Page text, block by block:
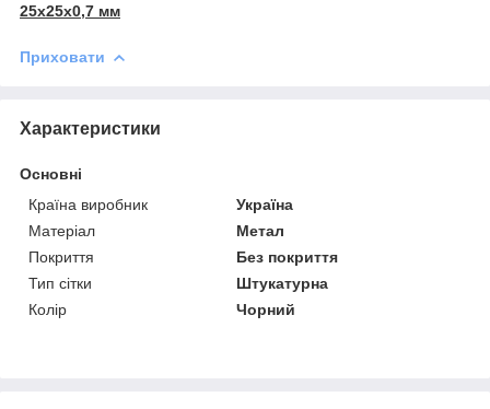
25х25х0,7 мм
Приховати
Характеристики
Основні
Країна виробник
Україна
Матеріал
Метал
Покриття
Без покриття
Тип сітки
Штукатурна
Колір
Чорний